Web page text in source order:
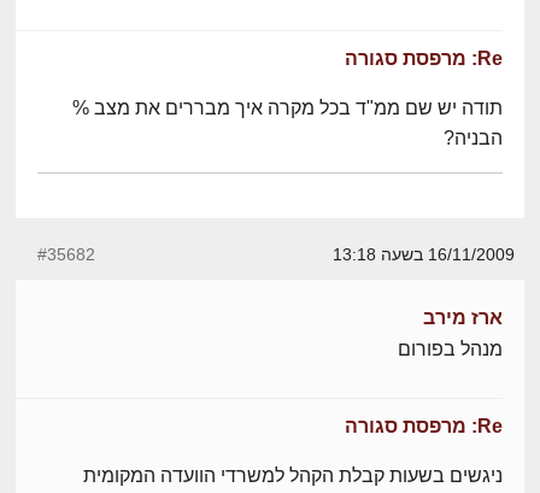
Re: מרפסת סגורה
תודה יש שם ממ"ד בכל מקרה איך מבררים את מצב %
הבניה?
16/11/2009 בשעה 13:18 #35682
ארז מירב
מנהל בפורום
Re: מרפסת סגורה
ניגשים בשעות קבלת הקהל למשרדי הוועדה המקומית